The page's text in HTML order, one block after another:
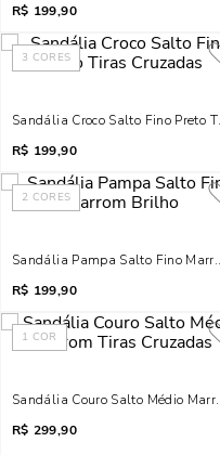
R$ 199,90
3 CORES
Sandália Croco Salto Fino Preto
R$ 199,90
2 CORES
Sandália Pampa Salto Fino
R$ 199,90
1 COR
Sandália Couro Salto Médio
R$ 299,90